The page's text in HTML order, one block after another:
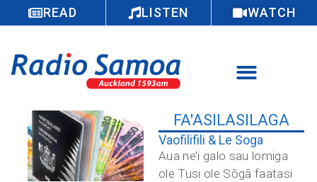
READ LISTEN WATCH
FA'ASILASILAGA
Vaofilifili & Le Soga
Aua ne’i galo sau lomiga
ole Tusi ole Sōgā faatasi